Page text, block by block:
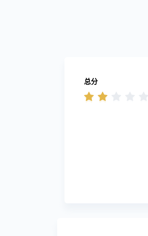
总分